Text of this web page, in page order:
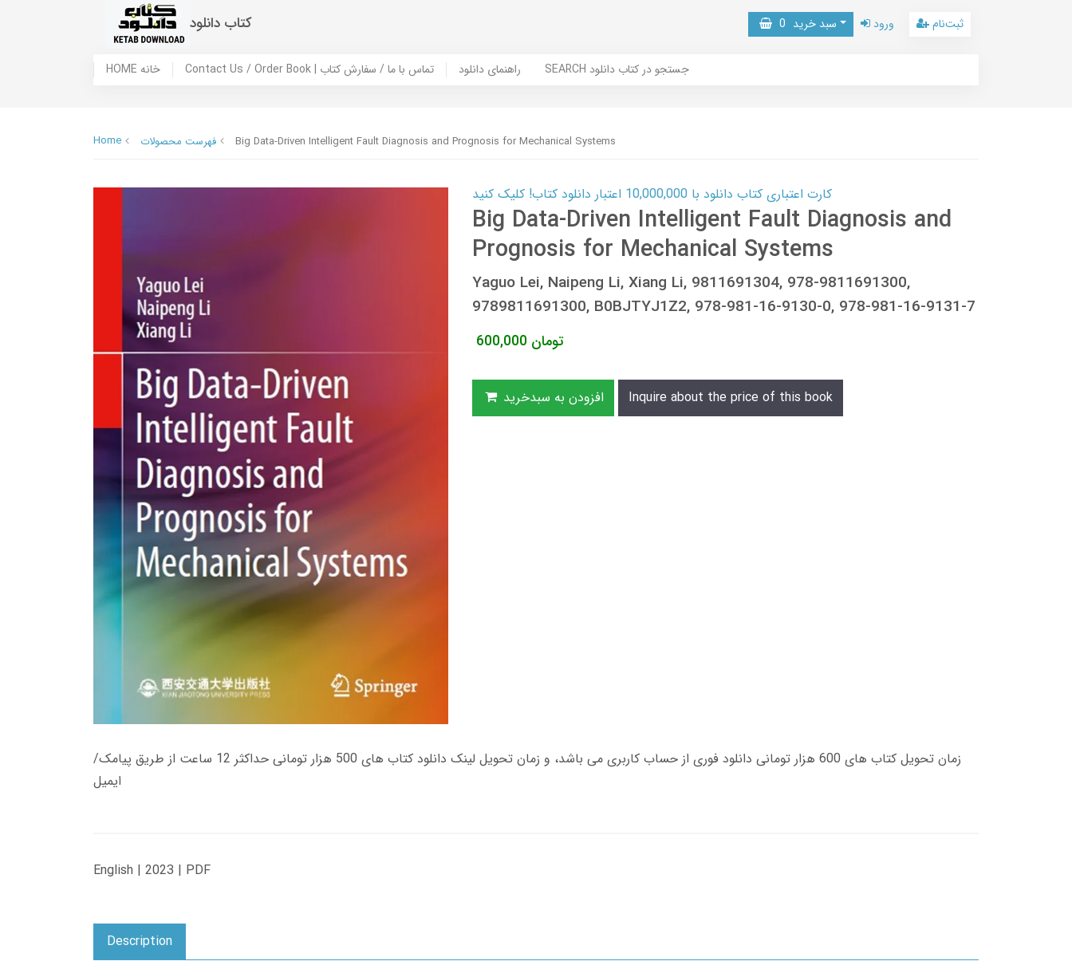
کتاب دانلود سبد خرید 0 ورود ثبت‌نام
HOME خانه Contact Us / Order Book | تماس با ما / سفارش کتاب راهنمای دانلود SEARCH جستجو در کتاب دانلود
Home فهرست محصولات Big Data-Driven Intelligent Fault Diagnosis and Prognosis for Mechanical Systems
کارت اعتباری کتاب دانلود با 10,000,000 اعتبار دانلود کتاب! کلیک کنید
Big Data-Driven Intelligent Fault Diagnosis and
Prognosis for Mechanical Systems
Yaguo Lei, Naipeng Li, Xiang Li, 9811691304, 978-9811691300,
9789811691300, B0BJTYJ1Z2, 978-981-16-9130-0, 978-981-16-9131-7
600,000 تومان
افزودن به سبدخرید Inquire about the price of this book
زمان تحویل کتاب های 600 هزار تومانی دانلود فوری از حساب کاربری می باشد، و زمان تحویل لینک دانلود کتاب های 500 هزار تومانی حداکثر 12 ساعت از طریق پیامک/
ایمیل
English | 2023 | PDF
Description